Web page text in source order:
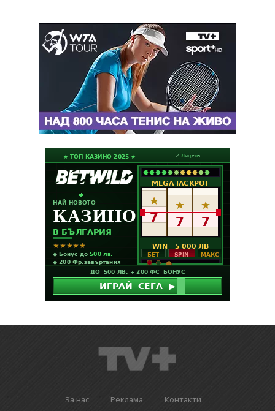
За нас Реклама Контакти